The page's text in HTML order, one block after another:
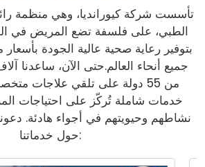
تأسست شركة كيورانديا، وهي منظمة
الطبي، على فلسفة تضع المريض في
بتوفير رعاية صحية عالية الجودة
جميع أنحاء العالم.حتى الآن، ساعدنا
من 55 دولة على تلقي علاجات
خدمات شاملة تُركّز على احتياجات
نشاطهم وحيويتهم في أجواء هادئة.
حول خدماتنا: